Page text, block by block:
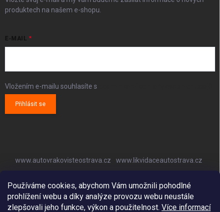
Používáme cookies, abychom Vám umožnili pohodlné
prohlížení webu a díky analýze provozu webu neustále
zlepšovali jeho funkce, výkon a použitelnost. Více informací
produktech na našem e-shopu.
E-MAIL
Vložením e-mailu souhlasíte s
Přihlásit se
www.autovrakovisteostrava.cz
www.likvidaceautostrava.cz